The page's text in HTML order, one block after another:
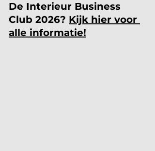
De Interieur Business
Club 2026? Kijk hier voor
alle informatie!